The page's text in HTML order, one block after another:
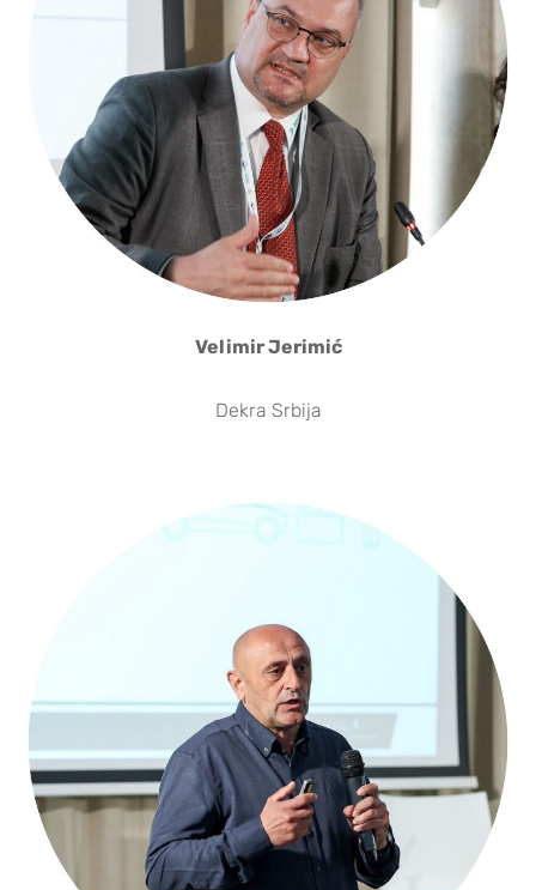
Velimir Jerimić
Dekra Srbija